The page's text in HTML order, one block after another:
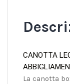
CANOTTA
La canotta